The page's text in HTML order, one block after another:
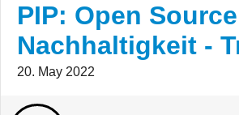
PIP: Open
Nachhaltigkeit -
20. May 2022